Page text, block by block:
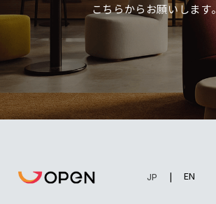
こちらからお願いします。
EN
JP